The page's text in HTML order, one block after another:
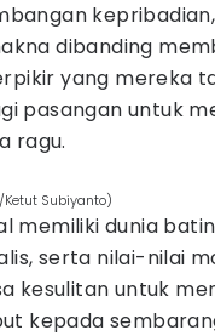
dibanding
yang mereka
pasangan untuk
ragu.
Subiyanto)
memiliki dunia
serta nilai-nilai
kesulitan untuk
kepada